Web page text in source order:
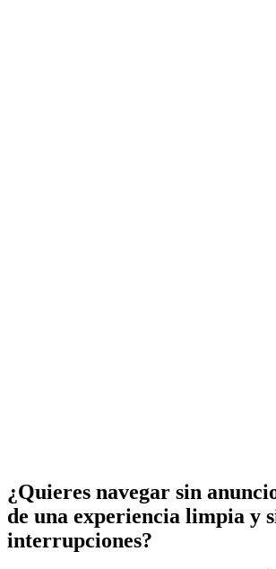
¿Quieres navegar sin
de una experiencia limpia y
interrupciones?